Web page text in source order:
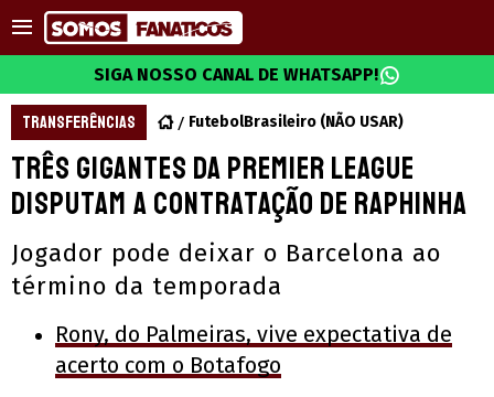
SIGA NOSSO CANAL DE WHATSAPP!
TRANSFERÊNCIAS FutebolBrasileiro (NÃO USAR)
Três gigantes da Premier League
disputam a contratação de Raphinha
Jogador pode deixar o Barcelona ao
término da temporada
Rony, do Palmeiras, vive expectativa de
acerto com o Botafogo